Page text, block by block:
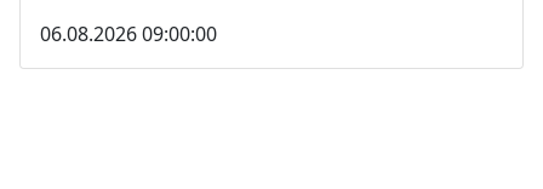
06.08.2026 09:00:00